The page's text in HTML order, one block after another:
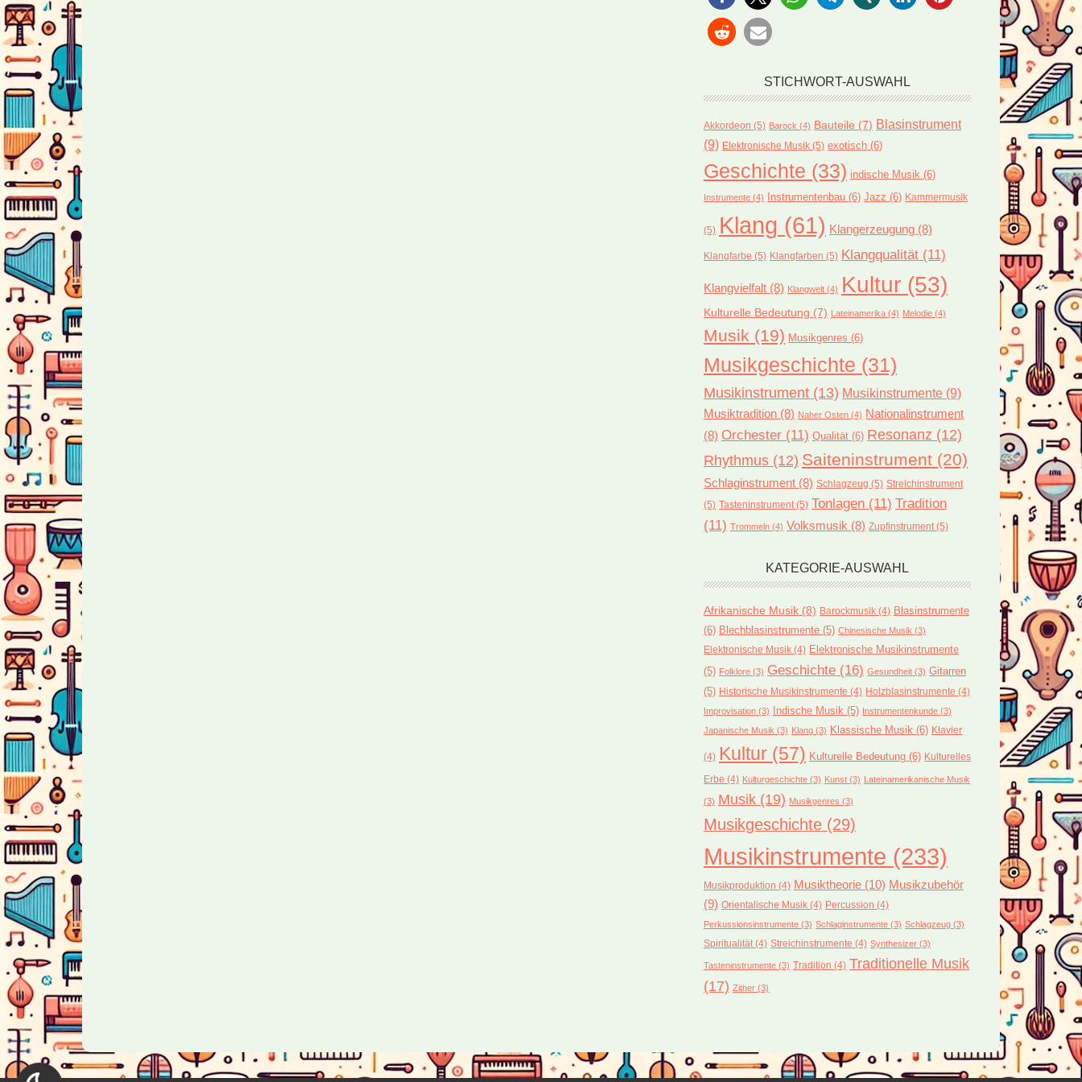
STICHWORT-AUSWAHL
Akkordeon (5) Barock (4) Bauteile (7) Blasinstrument
(9) Elektronische Musik (5) exotisch (6)
Geschichte (33) indische Musik (6)
Instrumente (4) Instrumentenbau (6) Jazz (6) Kammermusik
(5) Klang (61) Klangerzeugung (8)
Klangfarbe (5) Klangfarben (5) Klangqualität (11)
Klangvielfalt (8) Klangwelt (4) Kultur (53)
Kulturelle Bedeutung (7) Lateinamerika (4) Melodie (4)
Musik (19) Musikgenres (6)
Musikgeschichte (31)
Musikinstrument (13) Musikinstrumente (9)
Musiktradition (8) Naher Osten (4) Nationalinstrument
(8) Orchester (11) Qualität (6) Resonanz (12)
Rhythmus (12) Saiteninstrument (20)
Schlaginstrument (8) Schlagzeug (5) Streichinstrument
(5) Tasteninstrument(5) Tonlagen (11) Tradition
(11) Trommeln (4) Volksmusik (8) Zupfinstrument(5)
KATEGORIE-AUSWAHL
Afrikanische Musik (8) Barockmusik (4) Blasinstrumente
(6) Blechblasinstrumente (5) Chinesische Musik (3)
Elektronische Musik (4) Elektronische Musikinstrumente
(5) Folklore (3) Geschichte (16) Gesundheit (3) Gitarren
(5) Historische Musikinstrumente (4) Holzblasinstrumente (4)
Improvisation (3) Indische Musik (5) Instrumentenkunde (3)
Japanische Musik (3) Klang (3) Klassische Musik (6) Klavier
(4) Kultur (57) Kulturelle Bedeutung (6) Kulturelles
Erbe (4) Kulturgeschichte (3) Kunst (3) Lateinamerikanische Musik
(3) Musik (19) Musikgenres (3)
Musikgeschichte (29)
Musikinstrumente (233)
Musikproduktion (4) Musiktheorie (10) Musikzubehör
(9) Orientalische Musik (4) Percussion (4)
Perkussionsinstrumente (3) Schlaginstrumente (3) Schlagzeug (3)
Spiritualität (4) Streichinstrumente (4) Synthesizer (3)
Tasteninstrumente (3) Tradition (4) Traditionelle Musik
(17) Zither (3)